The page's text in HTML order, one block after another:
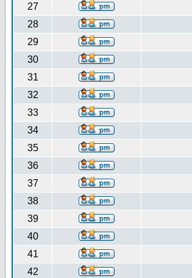
27
28
29
30
31
32
33
34
35
36
37
38
39
40
41
42